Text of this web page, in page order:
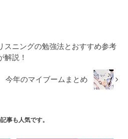
スニングの勉強法とおすすめ参考
解説！
今年のマイブームまとめ
事も人気です。